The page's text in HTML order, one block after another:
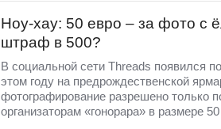
Ноу-хау: 50 евро – за фото с
штраф в 500?
В социальной сети Threads появился
этом году на предрождественской
фотографирование разрешено только
организаторам «гонорара» в размере